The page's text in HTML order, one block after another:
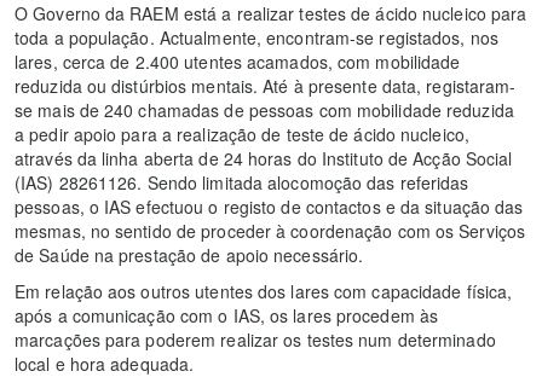
O Governo da RAEM está a realizar testes de ácido nucleico para
toda a população. Actualmente, encontram-se registados, nos
lares, cerca de 2.400 utentes acamados, com mobilidade
reduzida ou distúrbios mentais. Até à presente data, registaram-
se mais de 240 chamadas de pessoas com mobilidade reduzida
a pedir apoio para a realização de teste de ácido nucleico,
através da linha aberta de 24 horas do Instituto de Acção Social
(IAS) 28261126. Sendo limitada alocomoção das referidas
pessoas, o IAS efectuou o registo de contactos e da situação das
mesmas, no sentido de proceder à coordenação com os Serviços
de Saúde na prestação de apoio necessário.
Em relação aos outros utentes dos lares com capacidade física,
após a comunicação com o IAS, os lares procedem às
marcações para poderem realizar os testes num determinado
local e hora adequada.